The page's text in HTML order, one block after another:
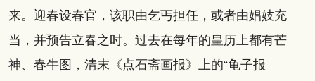
来。迎春设春官，该职由乞丐担任，或者由娼妓充
当，并预告立春之时。过去在每年的皇历上都有芒
神、春牛图，清末《点石斋画报》上的“龟子报